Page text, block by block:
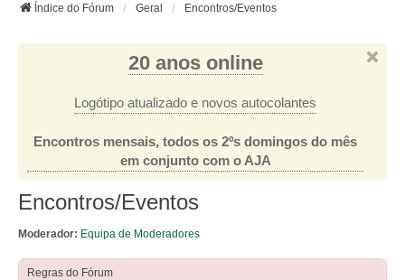
Índice do Fórum Geral Encontros/Eventos
20 anos online
Logótipo atualizado e novos autocolantes
Encontros mensais, todos os 2ºs domingos do mês
em conjunto com o AJA
Encontros/Eventos
Moderador: Equipa de Moderadores
Regras do Fórum